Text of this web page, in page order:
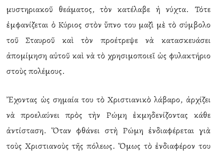
μυστηριακοῦ θεάματος, τὸν κατέλαβε ἡ νύχτα. Τότε
ἐμφανίζεται ὁ Κύριος στὸν ὕπνο του μαζὶ μὲ τὸ σύμβολο
τοῦ Σταυροῦ καὶ τὸν προέτρεψε νὰ κατασκευάσει
ἀπομίμηση αὐτοῦ καὶ νὰ τὸ χρησιμοποιεῖ ὡς φυλακτήριο
στοὺς πολέμους.
Ἔχοντας ὡς σημαία του τὸ Χριστιανικὸ λάβαρο, ἀρχίζει
νὰ προελαύνει πρὸς τὴν Ρώμη ἐκμηδενίζοντας κάθε
ἀντίσταση. Ὅταν φθάνει στὴ Ρώμη ἐνδιαφέρεται γιὰ
τοὺς Χριστιανοὺς τῆς πόλεως. Ὅμως τὸ ἐνδιαφέρον του